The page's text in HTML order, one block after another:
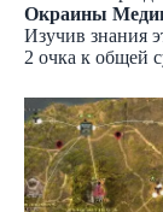
Окраины
Изучив знания
2 очка к общей